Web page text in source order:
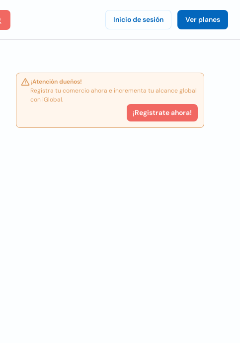
Inicio de sesión Ver planes
¡Atención dueños!
Registra tu comercio ahora e incrementa tu alcance global
con iGlobal.
¡Registrate ahora!